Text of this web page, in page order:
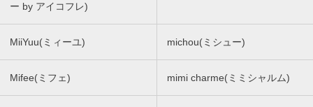
ー by アイコフレ)
MiiYuu(ミィーユ) michou(ミシュー)
Mifee(ミフェ) mimi charme(ミミシャルム)